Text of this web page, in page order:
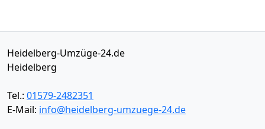
Heidelberg-Umzüge-24.de
Heidelberg
Tel.: 01579-2482351
E-Mail: info@heidelberg-umzuege-24.de